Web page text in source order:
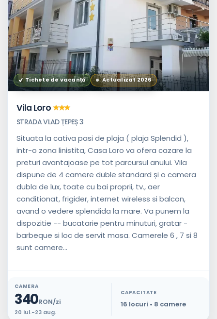
Tichete de vacanță Actualizat 2026
Vila Loro
STRADA VLAD ȚEPEȘ 3
Situata la cativa pasi de plaja ( plaja Splendid ),
intr-o zona linistita, Casa Loro va ofera cazare la
preturi avantajoase pe tot parcursul anului. Vila
dispune de 4 camere duble standard și o camera
dubla de lux, toate cu bai proprii, tv., aer
conditionat, frigider, internet wireless si balcon,
avand o vedere splendida la mare. Va punem la
dispozitie -- bucatarie pentru minuturi, gratar -
barbeque si loc de servit masa. Camerele 6 , 7 si 8
sunt camere...
CAMERA
340RON/zi
20 iul.-23 aug.
CAPACITATE
16 locuri • 8 camere